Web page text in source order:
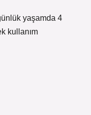
yaşamda 4
kullanım